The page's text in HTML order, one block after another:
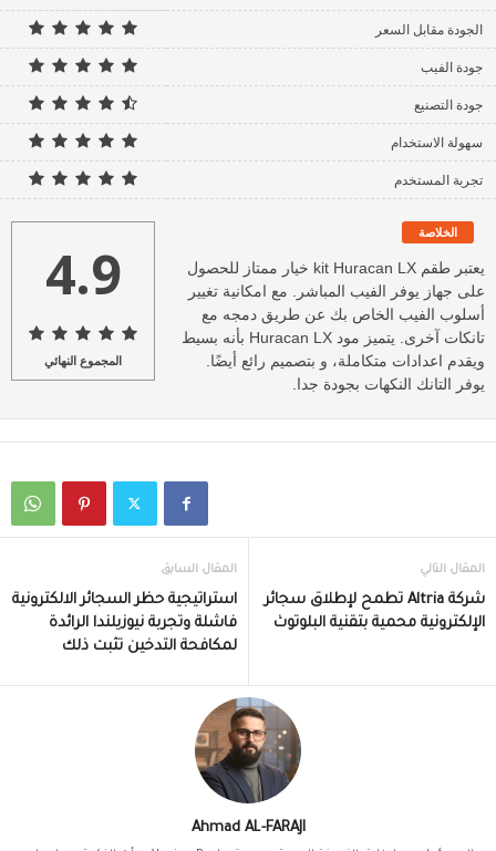
الجودة مقابل السعر
جودة الفيب
جودة التصنيع
سهولة الاستخدام
تجربة المستخدم
الخلاصة
يعتبر طقم kit Huracan LX خيار ممتاز للحصول
على جهاز يوفر الفيب المباشر. مع امكانية تغيير
أسلوب الفيب الخاص بك عن طريق دمجه مع
تانكات آخرى. يتميز مود Huracan LX بأنه بسيط
ويقدم اعدادات متكاملة، و بتصميم رائع أيضًا.
يوفر التانك النكهات بجودة جدا.
4.9
المجموع النهائي
المقال السابق
استراتيجية حظر السجائر الالكترونية
فاشلة وتجربة نيوزيلندا الرائدة
لمكافحة التدخين تثبت ذلك
المقال التالي
شركة Altria تطمح لإطلاق سجائر
الإلكترونية محمية بتقنية البلوتوث
Ahmad AL-FARAJI